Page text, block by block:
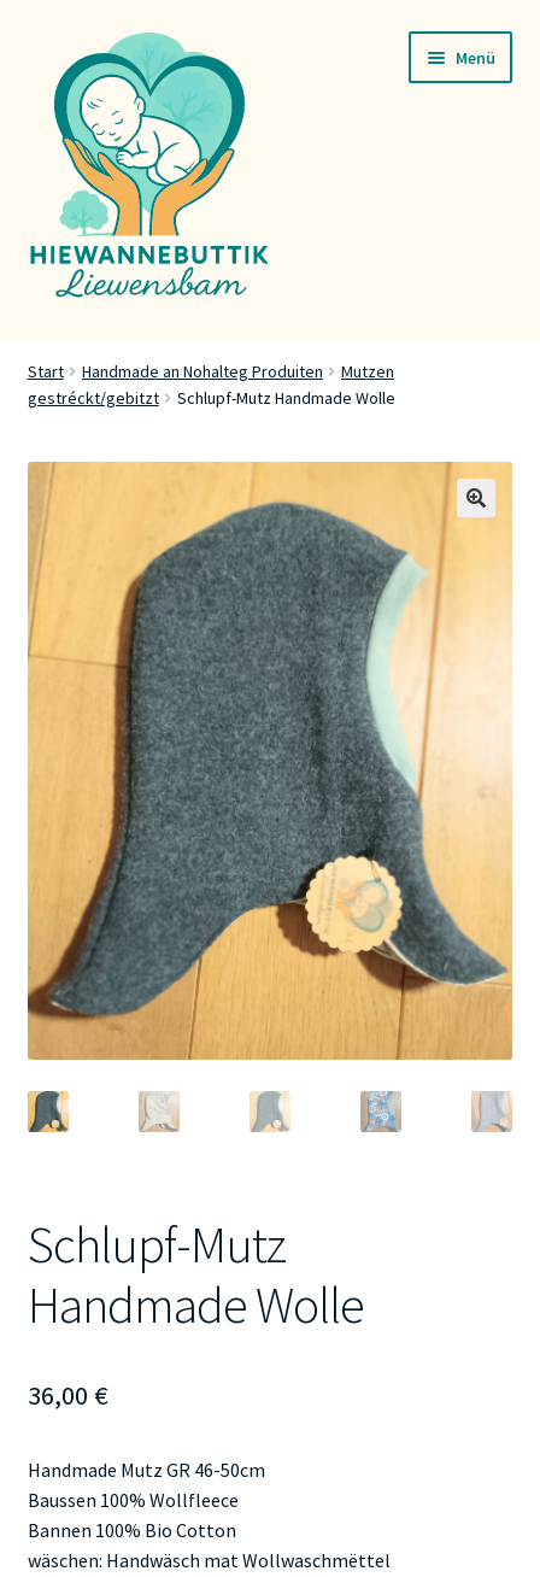
Navigation
springen
Inhalt
springen
Menü
Servicer
Buttik
Press
Kontakt
Start Handmade an Nohalteg Produiten
Mutzen
gestréckt/gebitzt
Schlupf-Mutz Handmade Wolle
Schlupf-Mutz
Handmade Wolle
36,00 €
Handmade Mutz GR 46-50cm
Baussen 100% Wollfleece
Bannen 100% Bio Cotton
wäschen: Handwäsch mat Wollwaschmëttel